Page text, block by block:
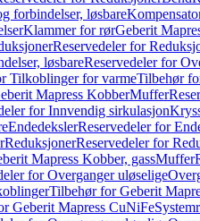
forbindelser, løsbare
Klammer for rørGeberit
Reservedeler for
løsbareReservedeler for
Tilkoblinger for varmeTilbehør
Mapress KobberMuffer
for Innvendig sirkulasjon
EndedekslerReservedeler for
ReduksjonerReservedeler for
Mapress Kobber, gassMuffer
for Overganger uløselige
Tilbehør for Geberit
Geberit Mapress CuNiFe